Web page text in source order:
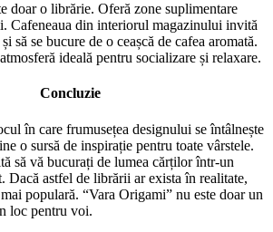
doar o librărie. Oferă zone suplimentare
Cafeneaua din interiorul magazinului invită
să se bucure de o ceașcă de cafea aromată.
ideală pentru socializare și relaxare.
Concluzie
în care frumusețea designului se întâlnește
o sursă de inspirație pentru toate vârstele.
să vă bucurați de lumea cărților într-un
Dacă astfel de librării ar exista în realitate,
populară. “Vara Origami” nu este doar un
loc pentru voi.